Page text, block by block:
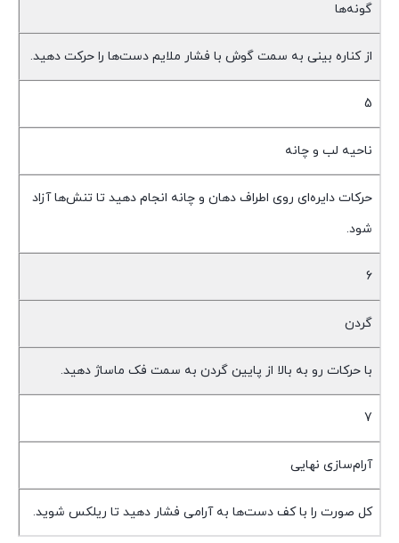
گونه‌ها
از کناره بینی به سمت گوش با فشار ملایم دست‌ها را حرکت دهید.
5
ناحیه لب و چانه
حرکات دایره‌ای روی اطراف دهان و چانه انجام دهید تا تنش‌ها آزاد
شود.
6
گردن
با حرکات رو به بالا از پایین گردن به سمت فک ماساژ دهید.
7
آرام‌سازی نهایی
کل صورت را با کف دست‌ها به آرامی فشار دهید تا ریلکس شوید.